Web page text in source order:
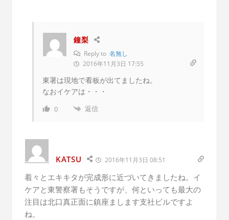
鐘梨
Reply to 名無し
2016年11月3日 17:55
東署は現地で看板が出てましたね。
なおイケアは・・・
0 返信
KATSU 2016年11月3日 08:51
着々とエキキタが完成形に近づいてきましたね。イ
ケアと東警察署もそうですが、何といっても最大の
注目は北口真正面に鎮座まします支社ビルですよ
ね。